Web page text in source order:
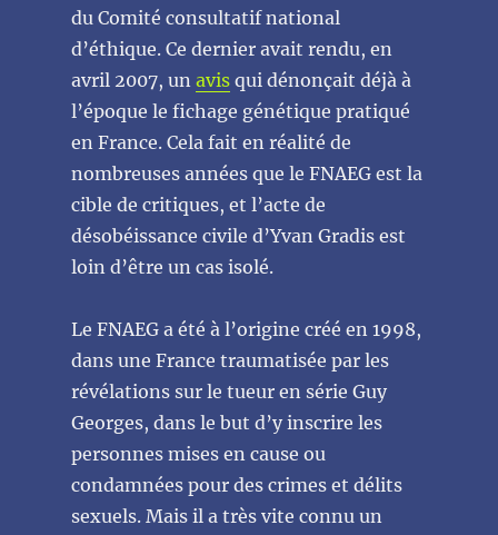
du Comité consultatif national
d’éthique. Ce dernier avait rendu, en
avril 2007, un avisqui dénonçait déjà à
l’époque le fichage génétique pratiqué
en France. Cela fait en réalité de
nombreuses années que le FNAEG est la
cible de critiques, et l’acte de
désobéissance civile d’Yvan Gradis est
loin d’être un cas isolé.
Le FNAEG a été à l’origine créé en 1998,
dans une France traumatisée par les
révélations sur le tueur en série Guy
Georges, dans le but d’y inscrire les
personnes mises en cause ou
condamnées pour des crimes et délits
sexuels. Mais il a très vite connu un